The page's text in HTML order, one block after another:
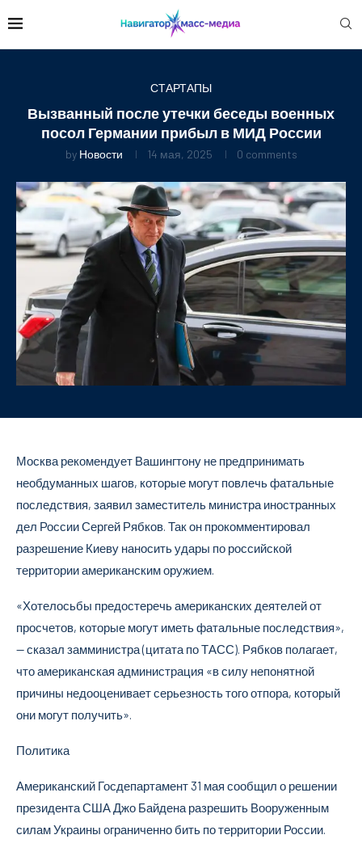
СТАРТАПЫ
Вызванный после утечки беседы военных
посол Германии прибыл в МИД России
by Новости 14 мая, 2025 0 comments
Москва рекомендует Вашингтону не предпринимать
необдуманных шагов, которые могут повлечь фатальные
последствия, заявил заместитель министра иностранных
дел России Сергей Рябков. Так он прокомментировал
разрешение Киеву наносить удары по российской
территории американским оружием.
«Хотелосьбы предостеречь американских деятелей от
просчетов, которые могут иметь фатальные последствия»,
— сказал замминистра (цитата по ТАСС). Рябков полагает,
что американская администрация «в силу непонятной
причины недооценивает серьезность того отпора, который
они могут получить».
Политика
Американский Госдепартамент 31 мая сообщил о решении
президента США Джо Байдена разрешить Вооруженным
силам Украины ограниченно бить по территории России.